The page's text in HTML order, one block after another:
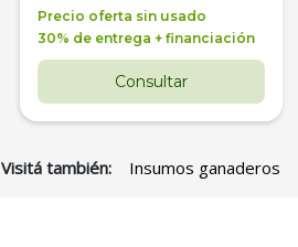
Precio oferta sin usado
30% de entrega + financiación
Consultar
Visitá también: Insumos ganaderos